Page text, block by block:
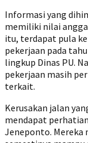
Informasi yang
memiliki nilai
itu, terdapat pula
pekerjaan pada
lingkup Dinas PU.
pekerjaan masih
terkait.
Kerusakan jalan
mendapat
Jeneponto. Mereka